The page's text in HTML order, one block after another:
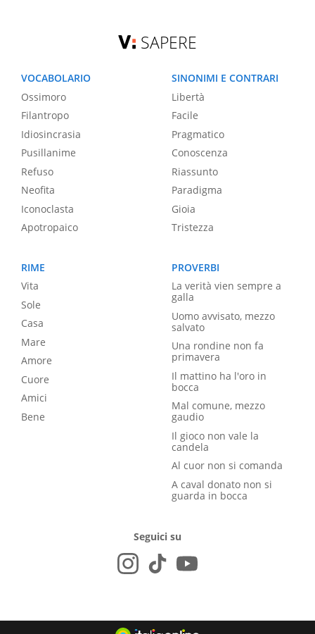
SAPERE
VOCABOLARIO
Ossimoro
Filantropo
Idiosincrasia
Pusillanime
Refuso
Neofita
Iconoclasta
Apotropaico
SINONIMI E CONTRARI
Libertà
Facile
Pragmatico
Conoscenza
Riassunto
Paradigma
Gioia
Tristezza
RIME
Vita
Sole
Casa
Mare
Amore
Cuore
Amici
Bene
PROVERBI
La verità vien sempre a
galla
Uomo avvisato, mezzo
salvato
Una rondine non fa
primavera
Il mattino ha l'oro in
bocca
Mal comune, mezzo
gaudio
Il gioco non vale la
candela
Al cuor non si comanda
A caval donato non si
guarda in bocca
Seguici su